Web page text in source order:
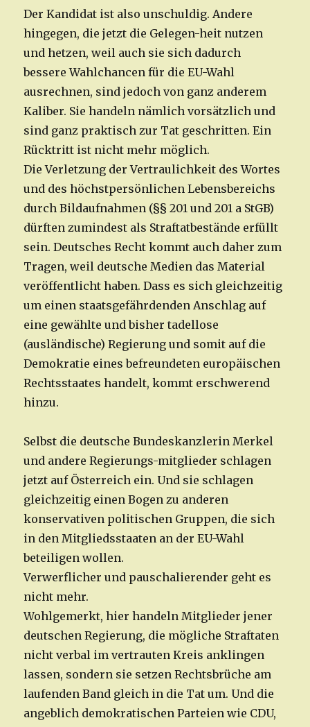
Der Kandidat ist also unschuldig. Andere
hingegen, die jetzt die Gelegen-heit nutzen
und hetzen, weil auch sie sich dadurch
bessere Wahlchancen für die EU-Wahl
ausrechnen, sind jedoch von ganz anderem
Kaliber. Sie handeln nämlich vorsätzlich und
sind ganz praktisch zur Tat geschritten. Ein
Rücktritt ist nicht mehr möglich.
Die Verletzung der Vertraulichkeit des Wortes
und des höchstpersönlichen Lebensbereichs
durch Bildaufnahmen (§§ 201 und 201 a StGB)
dürften zumindest als Straftatbestände erfüllt
sein. Deutsches Recht kommt auch daher zum
Tragen, weil deutsche Medien das Material
veröffentlicht haben. Dass es sich gleichzeitig
um einen staatsgefährdenden Anschlag auf
eine gewählte und bisher tadellose
(ausländische) Regierung und somit auf die
Demokratie eines befreundeten europäischen
Rechtsstaates handelt, kommt erschwerend
hinzu.
Selbst die deutsche Bundeskanzlerin Merkel
und andere Regierungs-mitglieder schlagen
jetzt auf Österreich ein. Und sie schlagen
gleichzeitig einen Bogen zu anderen
konservativen politischen Gruppen, die sich
in den Mitgliedsstaaten an der EU-Wahl
beteiligen wollen.
Verwerflicher und pauschalierender geht es
nicht mehr.
Wohlgemerkt, hier handeln Mitglieder jener
deutschen Regierung, die mögliche Straftaten
nicht verbal im vertrauten Kreis anklingen
lassen, sondern sie setzen Rechtsbrüche am
laufenden Band gleich in die Tat um. Und die
angeblich demokratischen Parteien wie CDU,